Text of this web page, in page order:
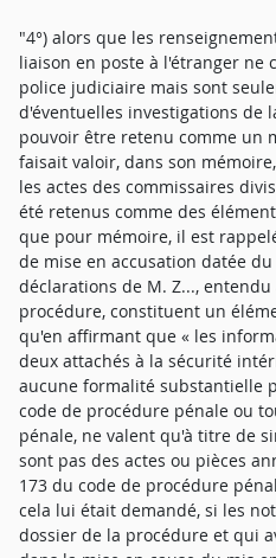
"4°) alors que les
liaison en poste à l'étranger ne
police judiciaire mais sont
d'éventuelles investigations de
pouvoir être retenu comme un
faisait valoir, dans son
les actes des commissaires
été retenus comme des
que pour mémoire, il est
de mise en accusation datée
déclarations de M. Z...,
procédure, constituent un
qu'en affirmant que « les
deux attachés à la sécurité
aucune formalité substantielle
code de procédure pénale ou
pénale, ne valent qu'à titre de
sont pas des actes ou pièces
173 du code de procédure
cela lui était demandé, si les
dossier de la procédure et qui